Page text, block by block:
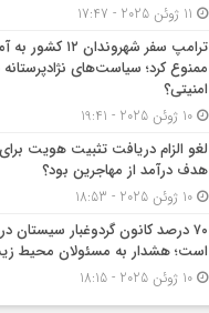
ترامپ سفر شهروندان ۱۲
ممنوع کرد؛ سیاست‌های نژادپرستانه
امنیتی؟
10 ژوئن 2025 - 19:41
لغو الزام دریافت تثبیت هویت برای
هدف درآمد از مهاجرین بود؟
10 ژوئن 2025 - 18:53
۷۰ درصد کانون گردوغبار سیستان
است؛ هشدار به مسئولان محیط
10 ژوئن 2025 - 18:15